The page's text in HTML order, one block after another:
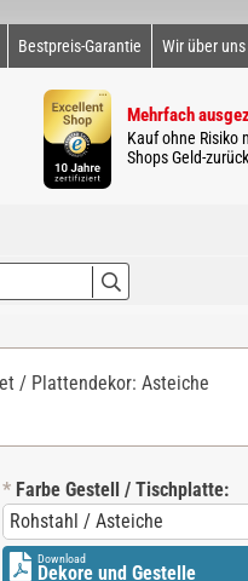
Bestpreis-Garantie Wir über uns
Mehrfach
Kauf ohne Risiko
Shops Geld-
/ Plattendekor: Asteiche
* Farbe Gestell / Tischplatte:
Download
Dekore und Gestelle